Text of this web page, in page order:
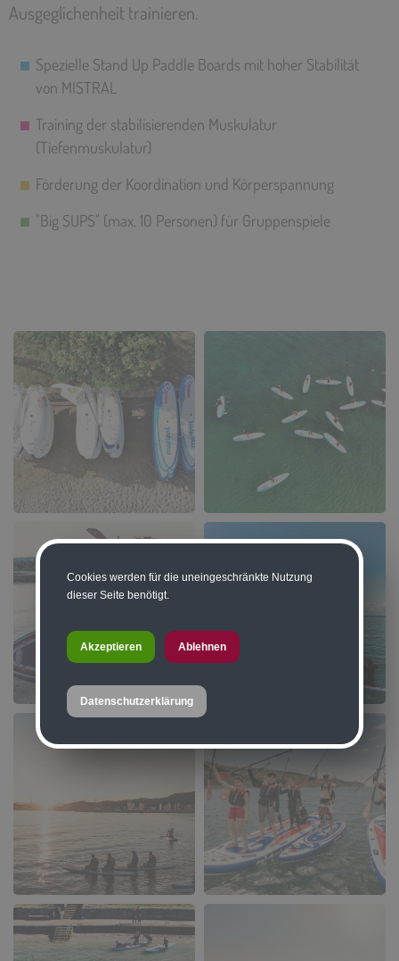
Ausgeglichenheit trainieren.
Spezielle Stand Up Paddle Boards mit hoher Stabilität
von MISTRAL
Training der stabilisierenden Muskulatur
(Tiefenmuskulatur)
Förderung der Koordination und Körperspannung
"Big SUPS" (max. 10 Personen) für Gruppenspiele
Cookies werden für die uneingeschränkte Nutzung
dieser Seite benötigt.
Akzeptieren Ablehnen
Datenschutzerklärung